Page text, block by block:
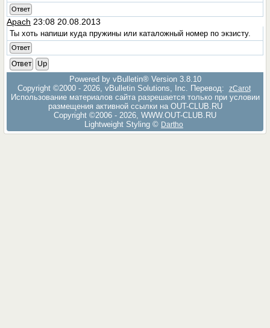
Ответ
Apach 23:08 20.08.2013
Ты хоть напиши куда пружины или каталожный номер по экзисту.
Ответ
Ответ
Up
Powered by vBulletin® Version 3.8.10
Copyright ©2000 - 2026, vBulletin Solutions, Inc. Перевод:
zCarot
Использование материалов сайта разрешается только при условии
размещения активной ссылки на OUT-CLUB.RU
Copyright ©2006 - 2026, WWW.OUT-CLUB.RU
Lightweight Styling © Dartho